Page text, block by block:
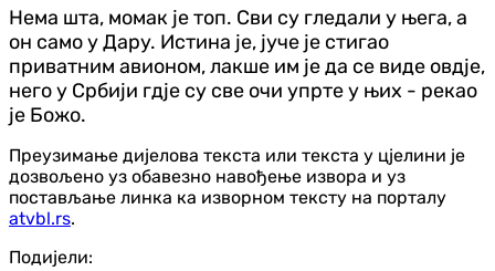
Нема шта, момак је топ. Сви су гледали у њега, а
он само у Дару. Истина је, јуче је стигао
приватним авионом, лакше им је да се виде овдје,
него у Србији гдје су све очи упрте у њих - рекао
је Божо.
Преузимање дијелова текста или текста у цјелини је
дозвољено уз обавезно навођење извора и уз
постављање линка ка изворном тексту на порталу
atvbl.rs.
Подијели: